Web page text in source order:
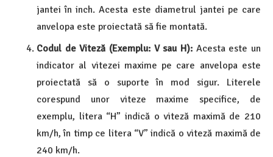
jantei în inch. Acesta este diametrul jantei pe care
anvelopa este proiectată să fie montată.
Codul de Viteză (Exemplu: V sau H): Acesta este un
indicator al vitezei maxime pe care anvelopa este
proiectată să o suporte în mod sigur. Literele
corespund unor viteze maxime specifice, de
exemplu, litera “H” indică o viteză maximă de 210
km/h, în timp ce litera “V” indică o viteză maximă de
240 km/h.